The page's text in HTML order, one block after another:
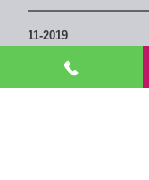
11-2019
AMP ELISA Test